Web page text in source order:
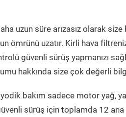
uzun süre arızasız olarak
ömrünü uzatır. Kirli hava
güvenli sürüş yapmanızı
hakkında size çok değerli
bakım sadece motor yağ,
güvenli sürüş için toplamda 12